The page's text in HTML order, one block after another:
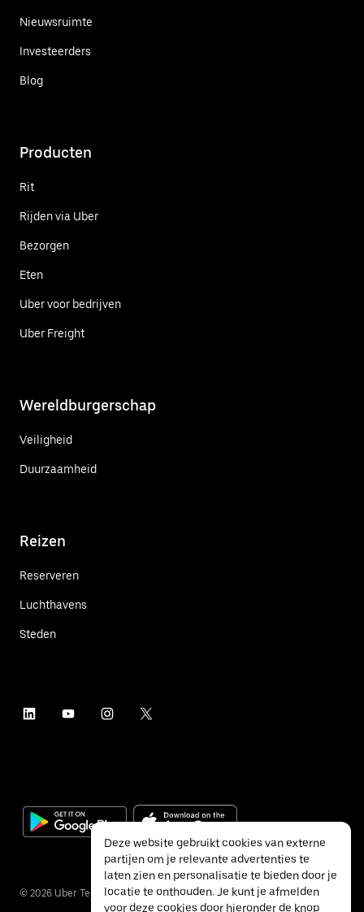
Nieuwsruimte
Investeerders
Blog
Producten
Rit
Rijden via Uber
Bezorgen
Eten
Uber voor bedrijven
Uber Freight
Wereldburgerschap
Veiligheid
Duurzaamheid
Reizen
Reserveren
Luchthavens
Steden
© 2026 Uber Technologies Inc.
Deze website gebruikt cookies van externe
partijen om je relevante advertenties te
laten zien en personalisatie te bieden door je
locatie te onthouden. Je kunt je afmelden
voor deze cookies door hieronder de knop